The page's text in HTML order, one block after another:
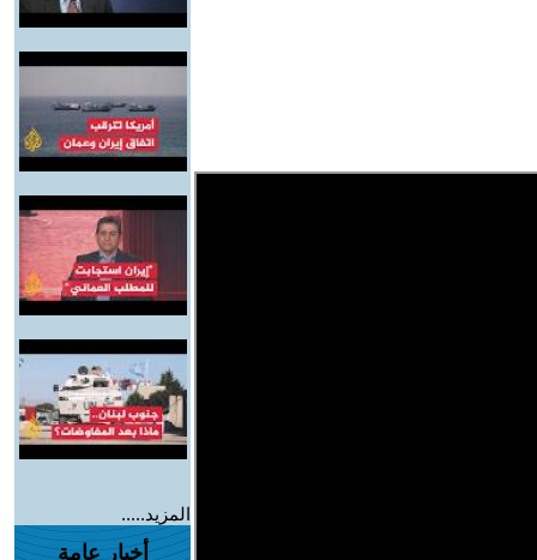
المزيد.....
أخبار عامة